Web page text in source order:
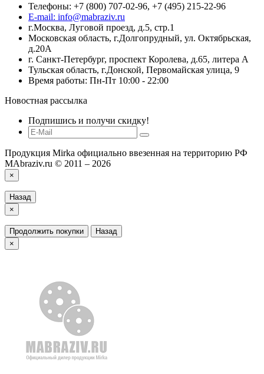
Телефоны: +7 (800) 707-02-96, +7 (495) 215-22-96
E-mail: info@mabraziv.ru
г.Москва, Луговой проезд, д.5, стр.1
Московская область, г.Долгопрудный, ул. Октябрьская,
д.20А
г. Санкт-Петербург, проспект Королева, д.65, литера А
Тульская область, г.Донской, Первомайская улица, 9
Время работы: Пн-Пт 10:00 - 22:00
Новостная рассылка
Подпишись и получи скидку!
Продукция Mirka официально ввезенная на территорию РФ
MAbraziv.ru © 2011 – 2026
×
Назад
×
Продолжить покупки
Назад
×